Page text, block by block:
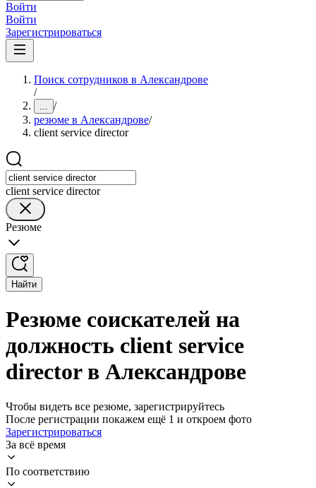
Войти
Войти
Зарегистрироваться
Поиск сотрудников в Александрове
/
... /
резюме в Александрове/
client service director
client service director
Резюме
Найти
Резюме соискателей на
должность client service
director в Александрове
Чтобы видеть все резюме, зарегистрируйтесь
После регистрации покажем ещё 1 и откроем фото
Зарегистрироваться
За всё время
По соответствию